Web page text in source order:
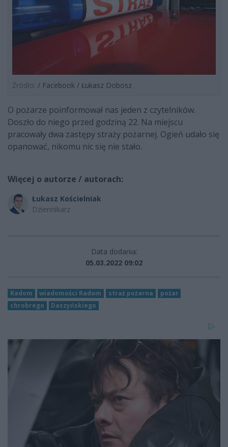
Źródło: / Facebook / Łukasz Dobosz
O pożarze poinformował nas jeden z czytelników.
Doszło do niego przed godziną 22. Na miejscu
pracowały dwa zastępy straży pożarnej. Ogień udało się
opanować, nikomu nic się nie stało.
Więcej o autorze / autorach:
Łukasz Kościelniak
Dziennikarz
Data dodania:
05.03.2022 09:02
Radom wiadomości Radom straż pożarna
pożar
chrobrego
Daszyńskiego